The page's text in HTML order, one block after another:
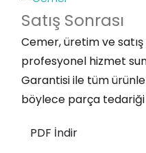
Satış Sonrası
Cemer, üretim ve
profesyonel hizmet
Garantisi ile tüm
böylece parça tedariği
PDF İndir